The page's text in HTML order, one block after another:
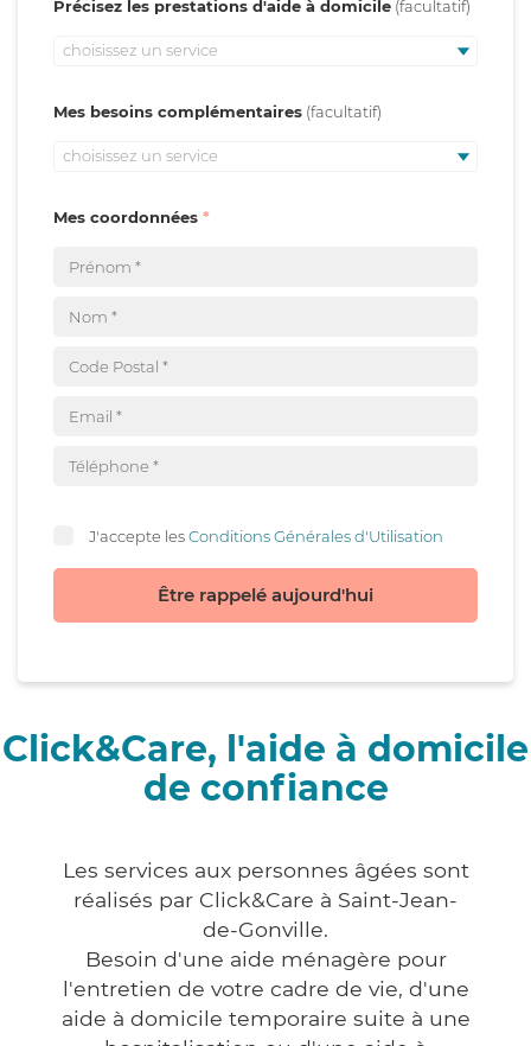
Précisez les prestations d'aide à domicile
choisissez un service
Mes besoins complémentaires
choisissez un service
Mes coordonnées
J'accepte lesConditions Générales d'Utilisation
Être rappelé aujourd'hui
Click&Care, l'aide à domicile
de confiance
Les services aux personnes âgées sont
réalisés par Click&Care à Saint-Jean-
de-Gonville.
Besoin d'une aide ménagère pour
l'entretien de votre cadre de vie, d'une
aide à domicile temporaire suite à une